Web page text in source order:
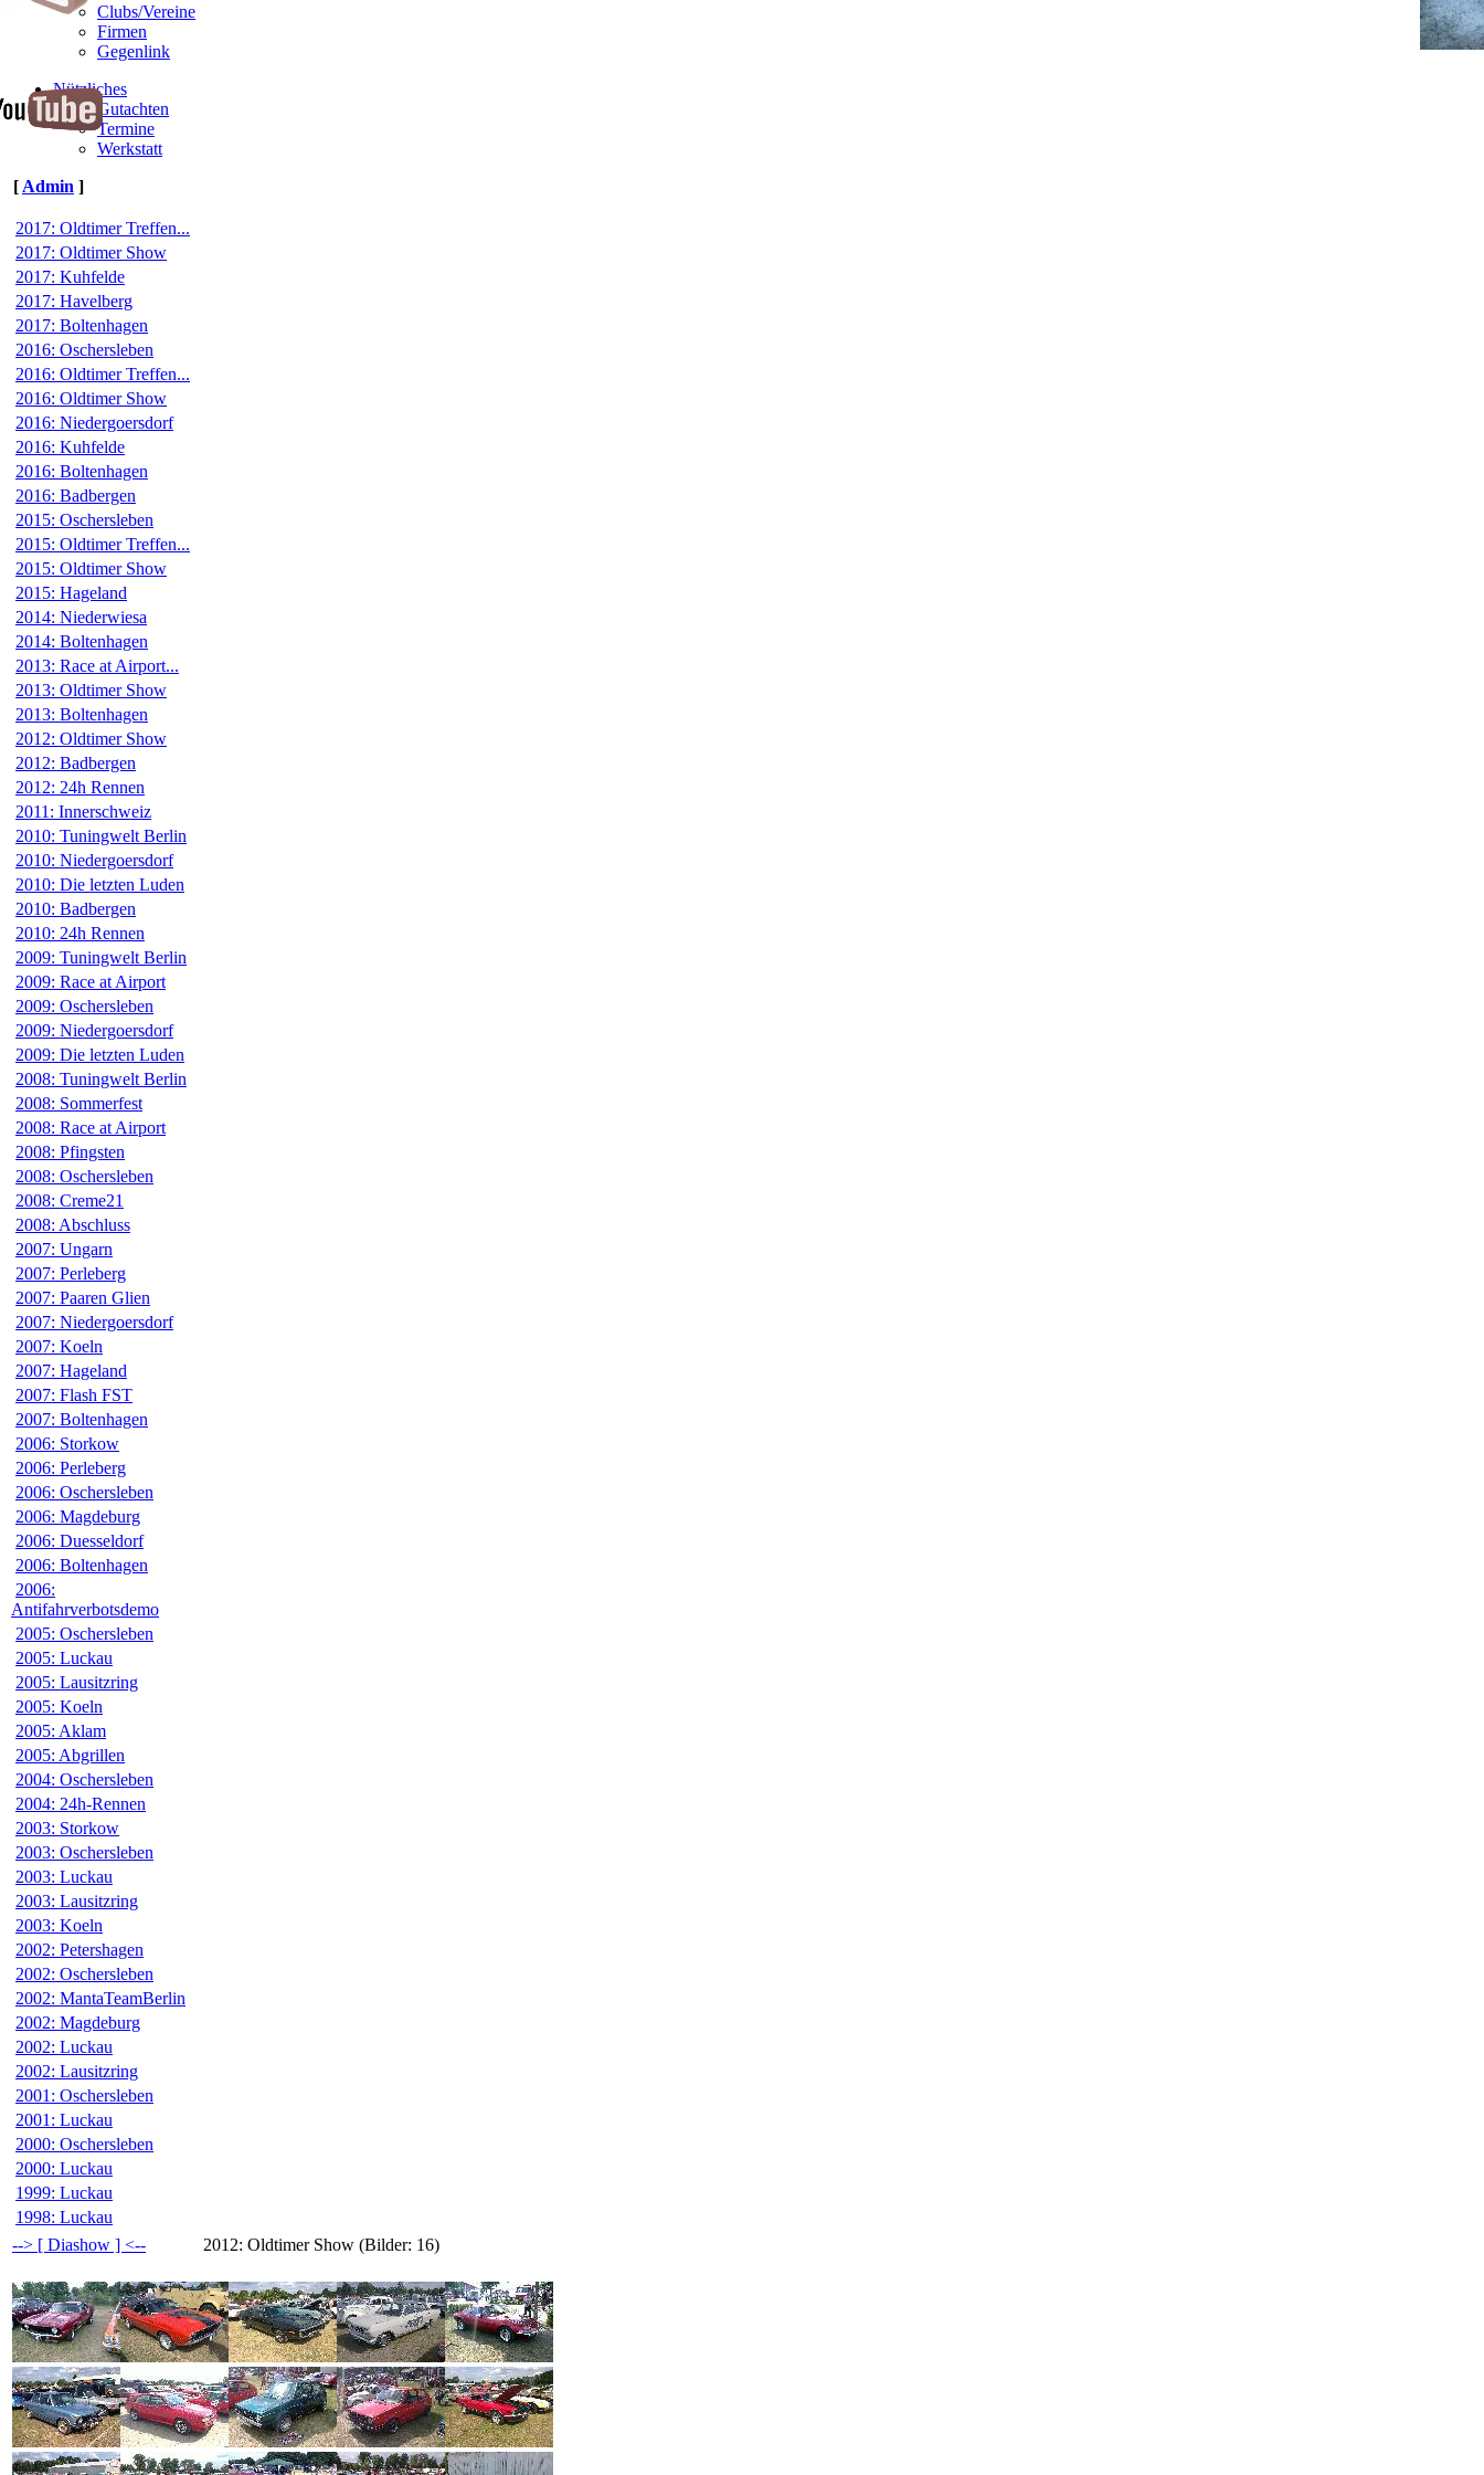
Clubs/Vereine
Firmen
Gegenlink
Nützliches
Gutachten
Termine
Werkstatt
[ Admin ]
2017: Oldtimer Treffen...
2017: Oldtimer Show
2017: Kuhfelde
2017: Havelberg
2017: Boltenhagen
2016: Oschersleben
2016: Oldtimer Treffen...
2016: Oldtimer Show
2016: Niedergoersdorf
2016: Kuhfelde
2016: Boltenhagen
2016: Badbergen
2015: Oschersleben
2015: Oldtimer Treffen...
2015: Oldtimer Show
2015: Hageland
2014: Niederwiesa
2014: Boltenhagen
2013: Race at Airport...
2013: Oldtimer Show
2013: Boltenhagen
2012: Oldtimer Show
2012: Badbergen
2012: 24h Rennen
2011: Innerschweiz
2010: Tuningwelt Berlin
2010: Niedergoersdorf
2010: Die letzten Luden
2010: Badbergen
2010: 24h Rennen
2009: Tuningwelt Berlin
2009: Race at Airport
2009: Oschersleben
2009: Niedergoersdorf
2009: Die letzten Luden
2008: Tuningwelt Berlin
2008: Sommerfest
2008: Race at Airport
2008: Pfingsten
2008: Oschersleben
2008: Creme21
2008: Abschluss
2007: Ungarn
2007: Perleberg
2007: Paaren Glien
2007: Niedergoersdorf
2007: Koeln
2007: Hageland
2007: Flash FST
2007: Boltenhagen
2006: Storkow
2006: Perleberg
2006: Oschersleben
2006: Magdeburg
2006: Duesseldorf
2006: Boltenhagen
2006:
Antifahrverbotsdemo
2005: Oschersleben
2005: Luckau
2005: Lausitzring
2005: Koeln
2005: Aklam
2005: Abgrillen
2004: Oschersleben
2004: 24h-Rennen
2003: Storkow
2003: Oschersleben
2003: Luckau
2003: Lausitzring
2003: Koeln
2002: Petershagen
2002: Oschersleben
2002: MantaTeamBerlin
2002: Magdeburg
2002: Luckau
2002: Lausitzring
2001: Oschersleben
2001: Luckau
2000: Oschersleben
2000: Luckau
1999: Luckau
1998: Luckau
2012: Oldtimer Show (Bilder: 16)
--> [ Diashow ] <--